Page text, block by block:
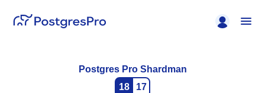
Postgres Pro Shardman
18
17